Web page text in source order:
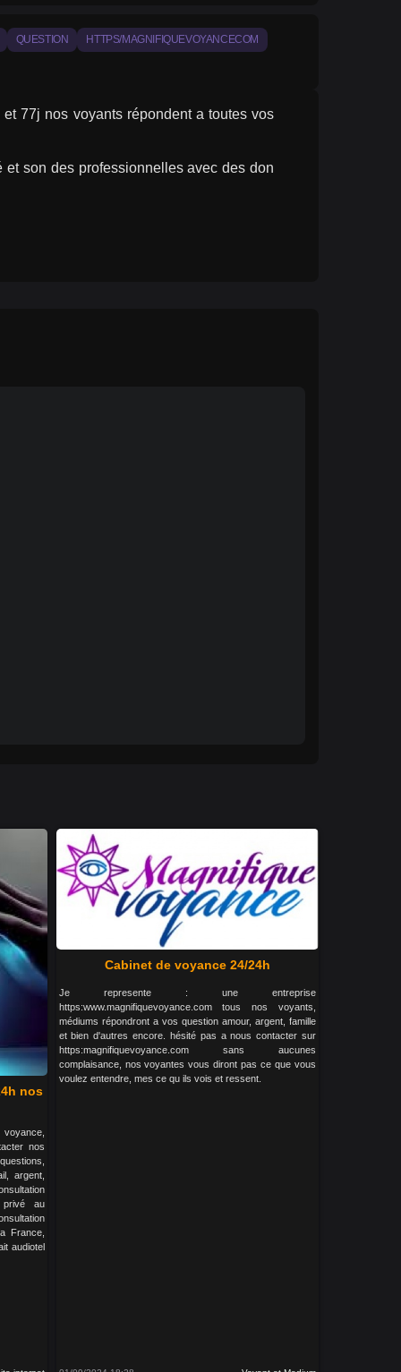
QUESTION HTTPS/MAGNIFIQUEVOYANCECOM
77j nos voyants répondent a toutes vos
son des professionnelles avec des don
nos
nos
argent,
privé au
France,
audiotel
Cabinet de voyance 24/24h
Je represente : une entreprise
https:www.magnifiquevoyance.com tous nos voyants,
médiums répondront a vos question amour, argent, famille
et bien d'autres encore. hésité pas a nous contacter sur
https:magnifiquevoyance.com sans aucunes
complaisance, nos voyantes vous diront pas ce que vous
voulez entendre, mes ce qu ils vois et ressent.